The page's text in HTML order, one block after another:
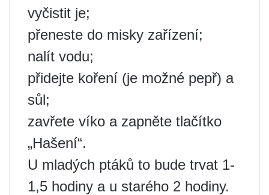
vyčistit je;
přeneste do misky zařízení;
nalít vodu;
přidejte koření (je možné pepř) a
sůl;
zavřete víko a zapněte tlačítko
„Hašení“.
U mladých ptáků to bude trvat 1-
1,5 hodiny a u starého 2 hodiny.